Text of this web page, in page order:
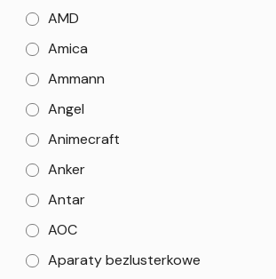
AMD
Amica
Ammann
Angel
Animecraft
Anker
Antar
AOC
Aparaty bezlusterkowe